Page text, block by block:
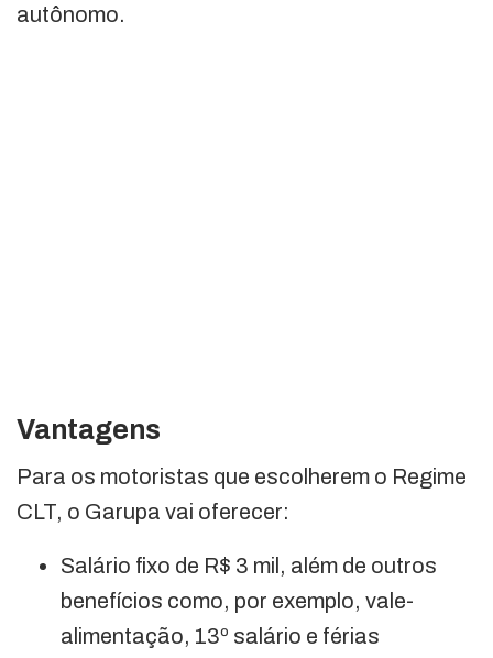
autônomo.
Vantagens
Para os motoristas que escolherem o Regime
CLT, o Garupa vai oferecer:
Salário fixo de R$ 3 mil, além de outros
benefícios como, por exemplo, vale-
alimentação, 13º salário e férias